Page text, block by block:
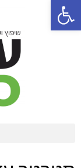
פתח סרגל נגישות